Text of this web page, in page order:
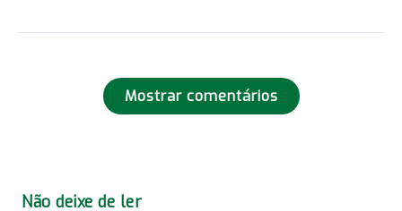
Mostrar comentários
Não deixe de ler